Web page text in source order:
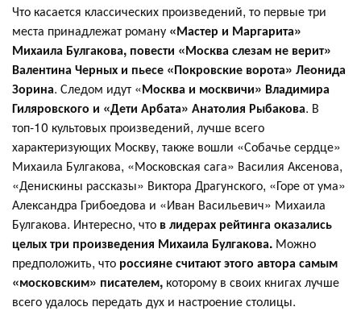
Что касается классических произведений, то первые три
места принадлежат роману «Мастер и Маргарита»
Михаила Булгакова, повести «Москва слезам не верит»
Валентина Черных и пьесе «Покровские ворота» Леонида
Зорина. Следом идут «Москва и москвичи» Владимира
Гиляровского и «Дети Арбата» Анатолия Рыбакова. В
топ-10 культовых произведений, лучше всего
характеризующих Москву, также вошли «Собачье сердце»
Михаила Булгакова, «Московская сага» Василия Аксенова,
«Денискины рассказы» Виктора Драгунского, «Горе от ума»
Александра Грибоедова и «Иван Васильевич» Михаила
Булгакова. Интересно, что в лидерах рейтинга оказались
целых три произведения Михаила Булгакова. Можно
предположить, что россияне считают этого автора самым
«московским» писателем, которому в своих книгах лучше
всего удалось передать дух и настроение столицы.